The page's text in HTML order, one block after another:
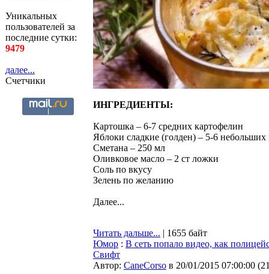
Уникальных
пользователей за
последние сутки:
9479
далее...
Счетчики
ИНГРЕДИЕНТЫ:
Картошка – 6-7 средних картофелин
Яблоки сладкие (голден) – 5-6 небольших
Сметана – 250 мл
Оливковое масло – 2 ст ложки
Соль по вкусу
Зелень по желанию
Далее...
Читать дальше... | 1655 байт
Юмор : В сеть попало видео, как
Свифт
Автор: CaneCorso в 20/01/2015 07:00:00 (